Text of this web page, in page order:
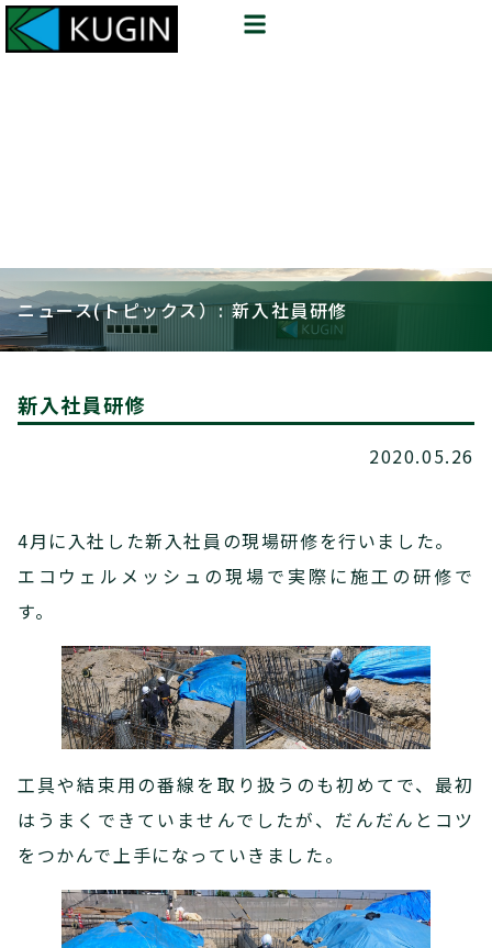
ニュース(トピックス）: 新入社員研修
新入社員研修
2020.05.26
4月に入社した新入社員の現場研修を行いました。
エコウェルメッシュの現場で実際に施工の研修で
す。
工具や結束用の番線を取り扱うのも初めてで、最初
はうまくできていませんでしたが、だんだんとコツ
をつかんで上手になっていきました。